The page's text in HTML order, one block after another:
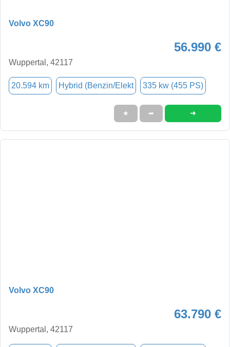
Volvo XC90
56.990 €
Wuppertal, 42117
20.594 km Hybrid (Benzin/Elekt 335 kw (455 PS)
★ ➦ ➜
Volvo XC90
63.790 €
Wuppertal, 42117